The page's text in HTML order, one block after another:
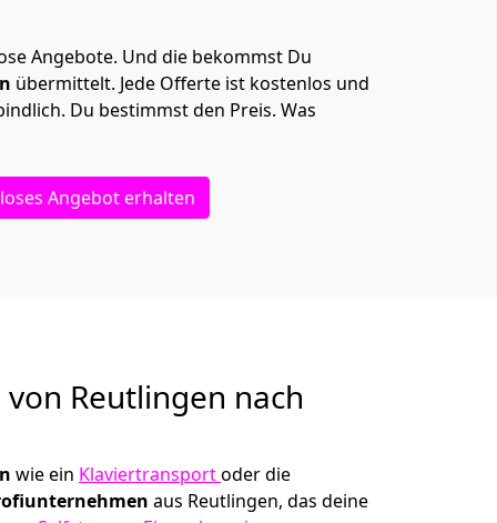
Angebote. Und die bekommst Du
übermittelt. Jede Offerte ist kostenlos und
Du bestimmst den Preis. Was
Angebot erhalten
Reutlingen nach
wie ein Klaviertransportoder die
aus Reutlingen, das deine